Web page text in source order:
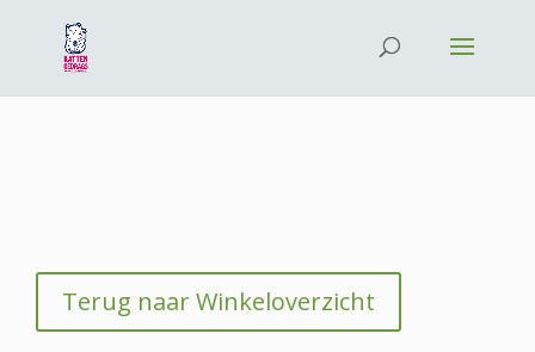
Terug naar Winkeloverzicht